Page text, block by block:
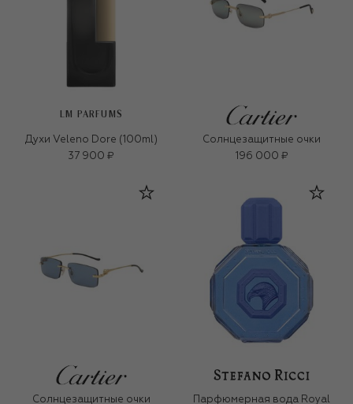
LM PARFUMS
Духи Veleno Dore (100ml)
37 900 ₽
Солнцезащитные очки
196 000 ₽
Солнцезащитные очки Парфюмерная вода Royal